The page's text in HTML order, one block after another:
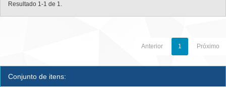
Resultado 1-1 de 1.
Anterior 1 Próximo
Conjunto de itens: